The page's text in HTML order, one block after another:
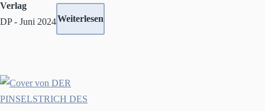
Verlag
DP - Juni 2024Weiterlesen